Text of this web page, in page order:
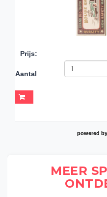
Prijs:
Aantal
powered by
MEER